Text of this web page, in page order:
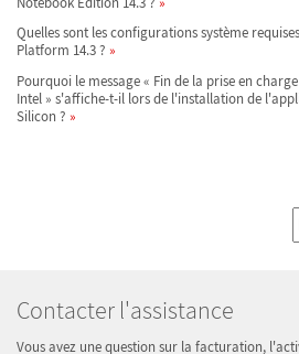
Quelles sont les configurations système
Platform 14.3 ?
Pourquoi le message « Fin de la prise en
Intel » s'affiche-t-il lors de l'installation de
Silicon ?
Contacter l'assistance
Vous avez une question sur la facturation,